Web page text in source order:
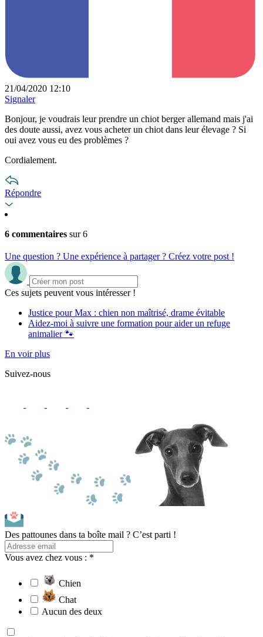
21/04/2020 12:10
Signaler
Bonjour, je voudrais leur prendre un chiot berger allemand mais j'ai
des doute aussi, avez vous acheter un chiot dans leur élevage ? Si
oui avez vous eu des problèmes ?
Cordialement.
Répondre
6 commentaires sur 6
Une question ? Une expérience à partager ? Créez votre post !
Ces sujets peuvent vous intéresser !
Justice pour Max : chien non maîtrisé, drame évitable
Aidez-moi à suivre une formation pour aider un refuge
animalier 🐾
En voir plus
Suivez-nous
Des pattounes dans ta boîte mail ? C’est parti !
Vous avez chez vous : *
Chien
Chat
Aucun des deux